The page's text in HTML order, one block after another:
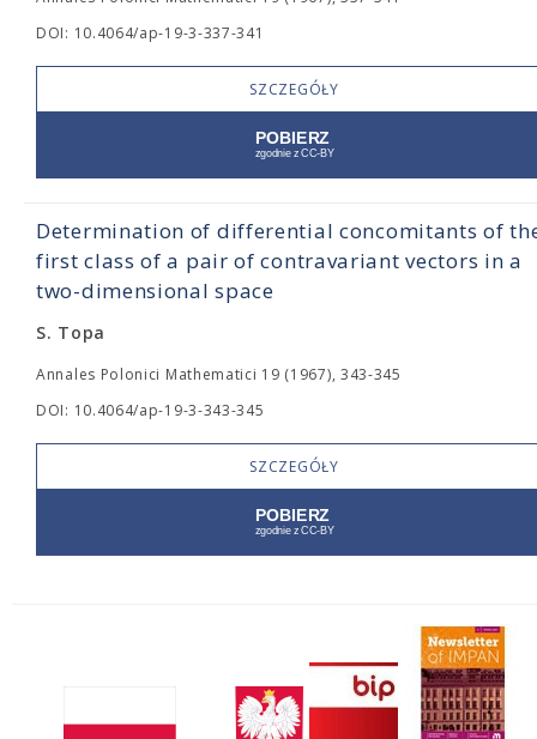
DOI: 10.4064/ap-19-3-337-341
SZCZEGÓŁY
Determination of differential concomitants of
first class of a pair of contravariant vectors in a
two-dimensional space
S. Topa
Annales Polonici Mathematici 19 (1967), 343-345
DOI: 10.4064/ap-19-3-343-345
SZCZEGÓŁY